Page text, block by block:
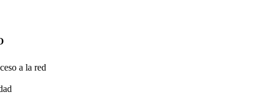
a la red